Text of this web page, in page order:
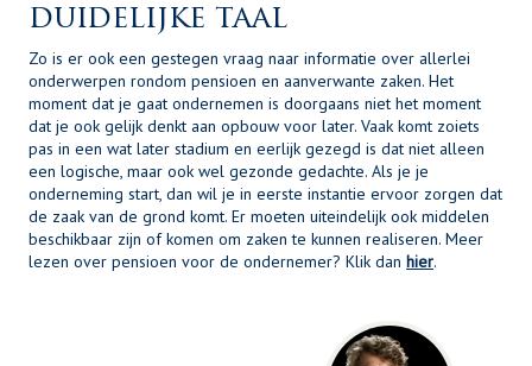
duidelijke taal
Zo is er ook een gestegen vraag naar informatie over allerlei
onderwerpen rondom pensioen en aanverwante zaken. Het
moment dat je gaat ondernemen is doorgaans niet het moment
dat je ook gelijk denkt aan opbouw voor later. Vaak komt zoiets
pas in een wat later stadium en eerlijk gezegd is dat niet alleen
een logische, maar ook wel gezonde gedachte. Als je je
onderneming start, dan wil je in eerste instantie ervoor zorgen dat
de zaak van de grond komt. Er moeten uiteindelijk ook middelen
beschikbaar zijn of komen om zaken te kunnen realiseren. Meer
lezen over pensioen voor de ondernemer? Klik dan hier.